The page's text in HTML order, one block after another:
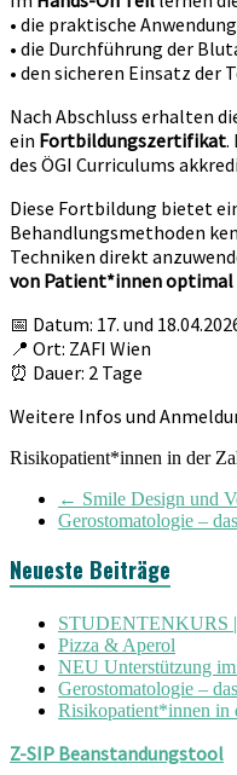
• die praktische
• die Durchführung der
• den sicheren Einsatz der
Nach Abschluss erhalten
ein Fortbildungszertifikat.
des ÖGI Curriculums
Diese Fortbildung bietet
Behandlungsmethoden
Techniken direkt
von Patient*innen
📅 Datum: 17. und
📍 Ort: ZAFI Wien
⏰ Dauer: 2 Tage
Weitere Infos und
Risikopatient*innen in der
← Smile Design und
Gerostomatologie –
Neueste Beiträge
STUDENTENKURS |
Pizza & Aperol
NEU Unterstützung
Gerostomatologie –
Risikopatient*innen in
Z-SIP Beanstandungstool